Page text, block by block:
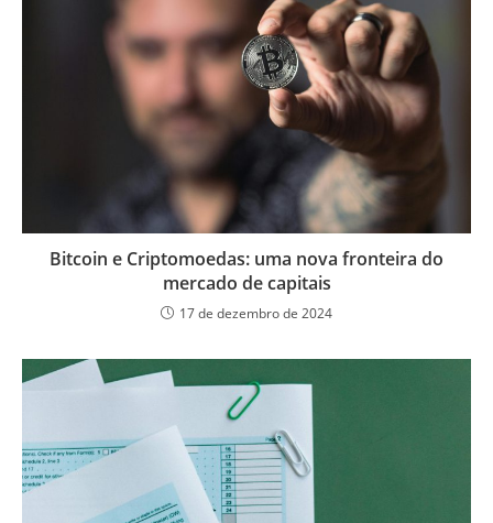
Bitcoin e Criptomoedas: uma nova fronteira do
mercado de capitais
17 de dezembro de 2024